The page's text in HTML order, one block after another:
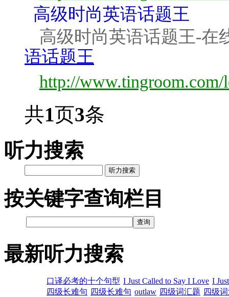
高级时尚英语话题王
高级时尚英语话题王-在
语话题王
http://www.tingroom.com/
共1页3条
听力搜索
听力搜索
按关键字查询栏目
最新听力搜索
口译必考的十个句型 I Just Called to Say I Love I
四级长难句 四级长难句 outlaw 四级词汇题 四级